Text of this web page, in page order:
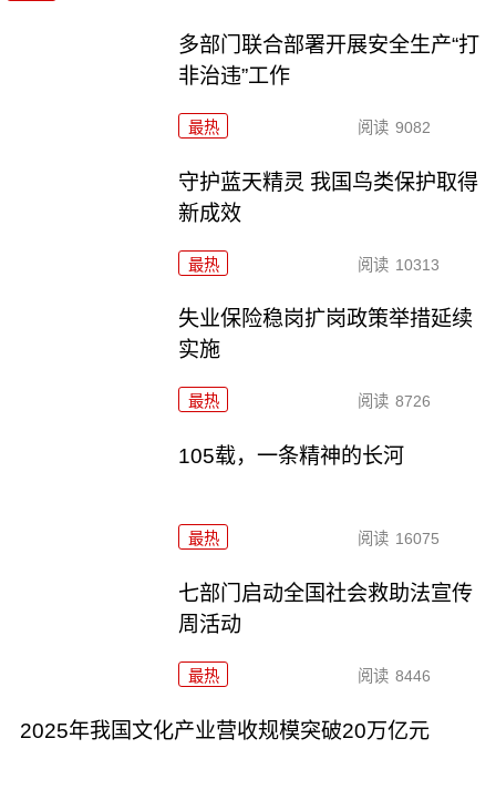
多部门联合部署开展安全生产“打
非治违”工作
最热 阅读 9082
守护蓝天精灵 我国鸟类保护取得
新成效
最热 阅读 10313
失业保险稳岗扩岗政策举措延续
实施
最热 阅读 8726
105载，一条精神的长河
最热 阅读 16075
七部门启动全国社会救助法宣传
周活动
最热 阅读 8446
2025年我国文化产业营收规模突破20万亿元